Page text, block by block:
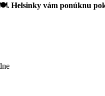
Helsinky vám ponúknu